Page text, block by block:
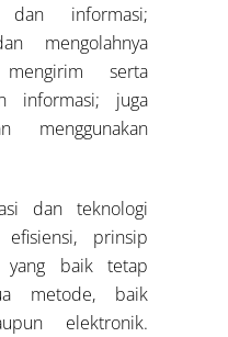
dan informasi;
mengolahnya
serta
informasi; juga
menggunakan
dan teknologi
efisiensi, prinsip
yang baik tetap
metode, baik
elektronik.